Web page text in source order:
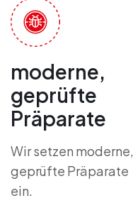
moderne,
geprüfte
Präparate
Wir setzen moderne,
geprüfte Präparate
ein.